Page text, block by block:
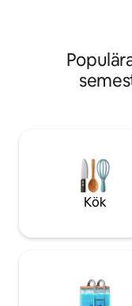
Rummen har
Här finns 3
badrum och toalett. Lämpligt för alla
Kök